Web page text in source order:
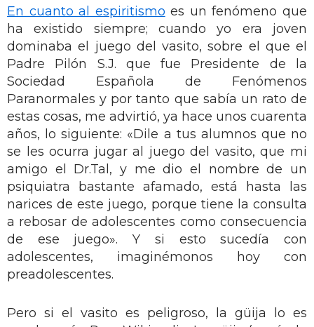
En cuanto al espiritismo es un fenómeno que
ha existido siempre; cuando yo era joven
dominaba el juego del vasito, sobre el que el
Padre Pilón S.J. que fue Presidente de la
Sociedad Española de Fenómenos
Paranormales y por tanto que sabía un rato de
estas cosas, me advirtió, ya hace unos cuarenta
años, lo siguiente: «Dile a tus alumnos que no
se les ocurra jugar al juego del vasito, que mi
amigo el Dr.Tal, y me dio el nombre de un
psiquiatra bastante afamado, está hasta las
narices de este juego, porque tiene la consulta
a rebosar de adolescentes como consecuencia
de ese juego». Y si esto sucedía con
adolescentes, imaginémonos hoy con
preadolescentes.
Pero si el vasito es peligroso, la güija lo es